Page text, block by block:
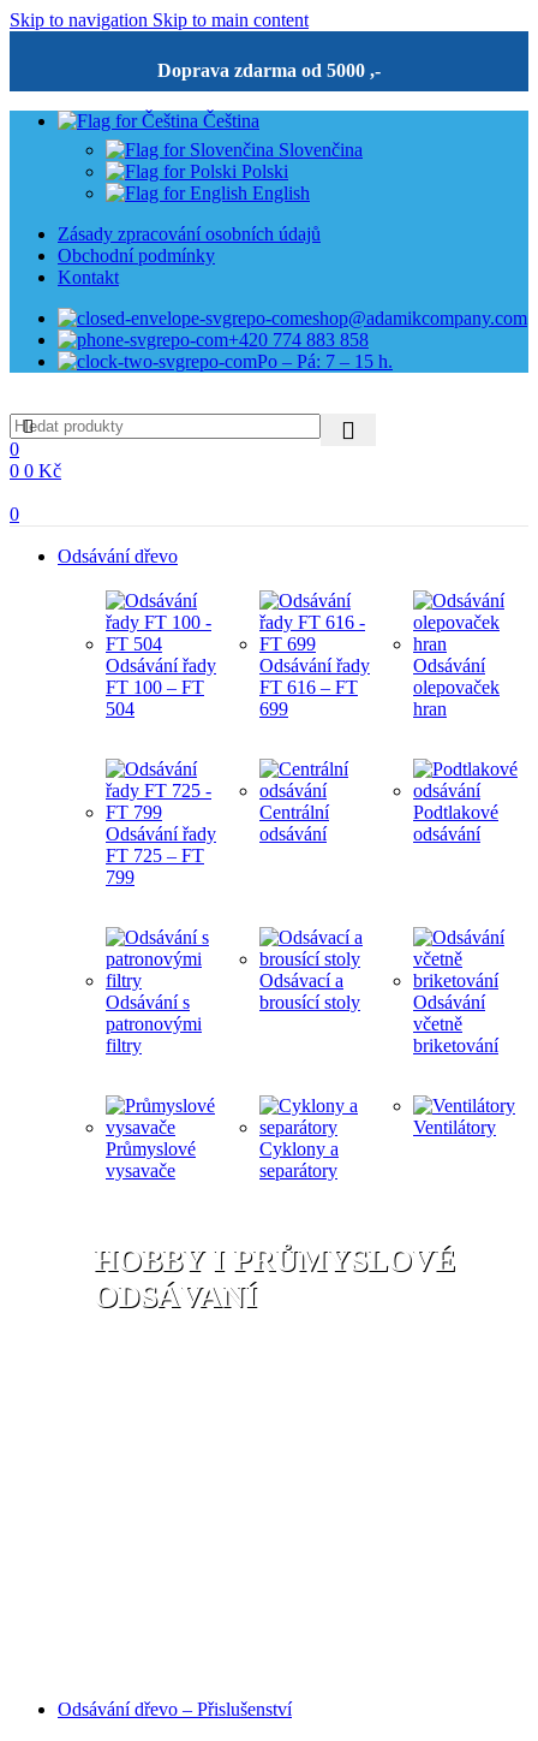
Skip to navigation Skip to main content
Doprava zdarma od 5000 ,-
Čeština
Slovenčina
Polski
English
Zásady zpracování osobních údajů
Obchodní podmínky
Kontakt
eshop@adamikcompany.com
+420 774 883 858
Po – Pá: 7 – 15 h.
0
0 0 Kč
0
Odsávání dřevo
Odsávání řady
FT 100 – FT
504
Odsávání řady
FT 616 – FT
699
Odsávání
olepovaček
hran
Odsávání řady
FT 725 – FT
799
Centrální
odsávání
Podtlakové
odsávání
Odsávání s
patronovými
filtry
Odsávací a
brousící stoly
Odsávání
včetně
briketování
Průmyslové
vysavače
Cyklony a
separátory
Ventilátory
HOBBY I PRŮMYSLOVÉ
ODSÁVANÍ
Odsávání dřevo – Přislušenství